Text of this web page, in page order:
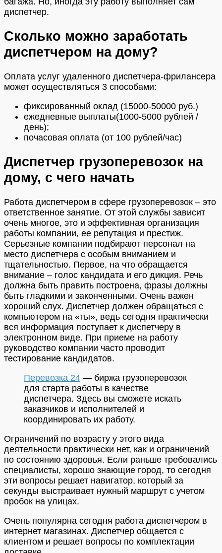
диспетчер.
Сколько можно заработать
диспетчером на дому?
Оплата услуг удаленного диспетчера-фрилансера
может осуществляться 3 способами:
фиксированный оклад (15000-50000 руб.)
ежедневные выплаты(1000-5000 рублей /
день);
почасовая оплата (от 100 рублей/час)
Диспетчер грузоперевозок на
дому, с чего начать
Работа диспетчером в сфере грузоперевозок – это
ответственное занятие. От этой службы зависит
очень многое, это и эффективная организация
работы компании, ее репутация и престиж.
Серьезные компании подбирают персонал на
место диспетчера с особым вниманием и
тщательностью. Первое, на что обращается
внимание – голос кандидата и его дикция. Речь
должна быть править построена, фразы должны
быть гладкими и законченными. Очень важен
хороший слух. Диспетчер должен обращаться с
компьютером на «ты», ведь сегодня практически
вся информация поступает к диспетчеру в
электронном виде. При приеме на работу
руководство компании часто проводит
тестирование кандидатов.
Перевозка 24 — биржа грузоперевозок
для старта работы в качестве
диспетчера. Здесь вы сможете искать
заказчиков и исполнителей и
координировать их работу.
Ограничений по возрасту у этого вида
деятельности практически нет, как и ограничений
по состоянию здоровья. Если раньше требовались
специалисты, хорошо знающие город, то сегодня
эти вопросы решает навигатор, который за
секунды выстраивает нужный маршрут с учетом
пробок на улицах.
Очень популярна сегодня работа диспетчером в
интернет магазинах. Диспетчер общается с
клиентом и решает вопросы по комплектации